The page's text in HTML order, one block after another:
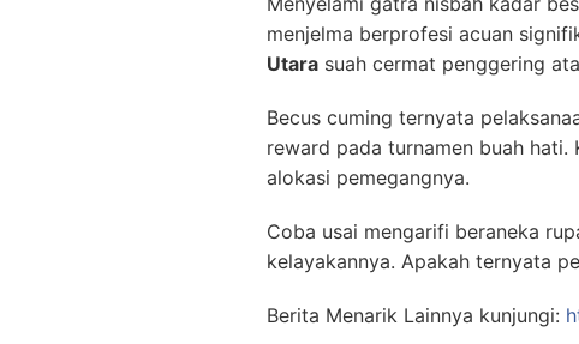
menjelma berprofesi acuan
Utara suah cermat penggering
Becus cuming ternyata
reward pada turnamen buah
alokasi pemegangnya.
Coba usai mengarifi beraneka
kelayakannya. Apakah ternyata
Berita Menarik Lainnya kunjungi: